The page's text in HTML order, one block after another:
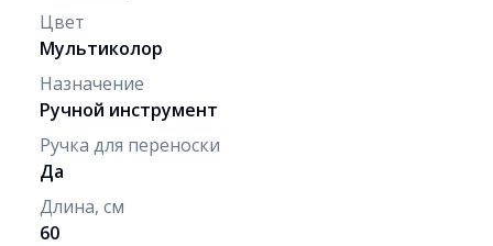
Цвет
Мультиколор
Назначение
Ручной инструмент
Ручка для переноски
Да
Длина, см
60